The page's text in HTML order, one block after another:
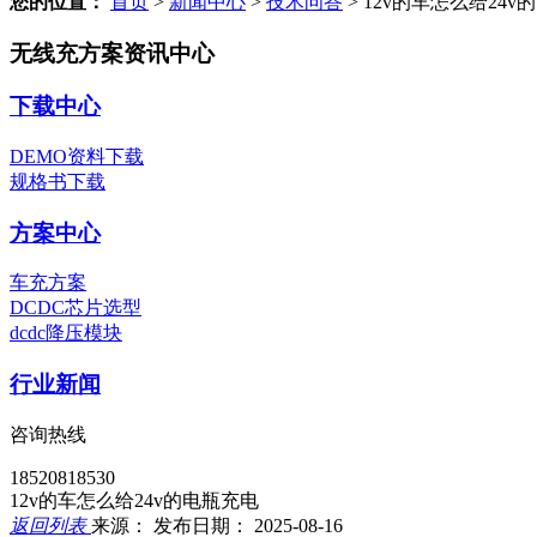
无线充方案资讯中心
下载中心
DEMO资料下载
规格书下载
方案中心
车充方案
DCDC芯片选型
dcdc降压模块
行业新闻
咨询热线
18520818530
12v的车怎么给24v的电瓶充电
返回列表来源： 发布日期： 2025-08-16